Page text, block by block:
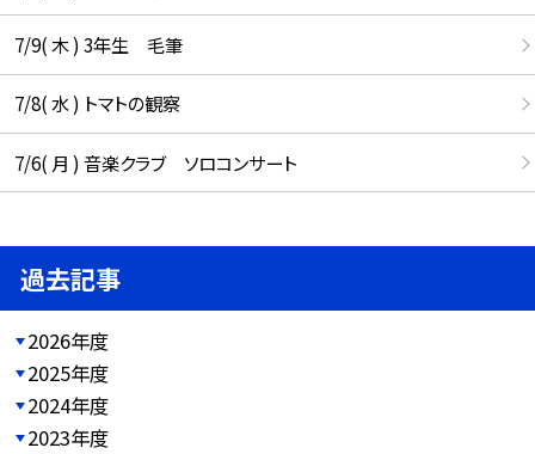
7/9( 木 ) 3年生 毛筆
7/8( 水 ) トマトの観察
7/6( 月 ) 音楽クラブ ソロコンサート
過去記事
2026年度
2025年度
2024年度
2023年度